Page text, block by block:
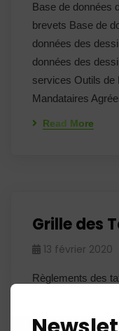
Base de données
brevets Base de
données des
données des
services Outils de
Mandataires
Read More
Grille des
13 février 2020
Règlements des